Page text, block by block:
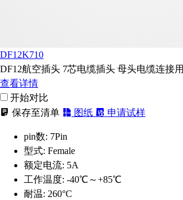
DF12K710
DF12航空插头 7芯电缆插头 母头电缆连接用
查看详情
开始对比
保存至清单
图纸 申请试样
pin数: 7Pin
型式: Female
额定电流: 5A
工作温度: -40℃～+85℃
耐温: 260°C